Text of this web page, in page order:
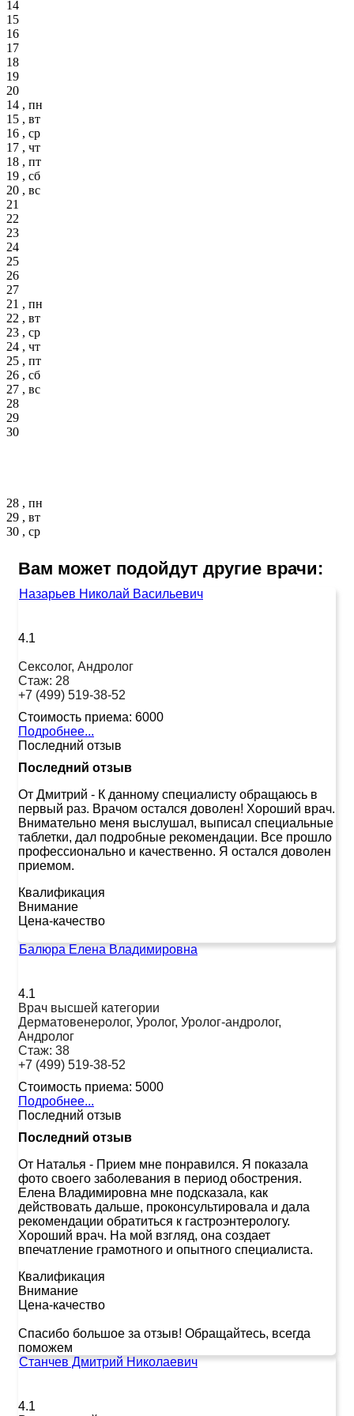
14
15
16
17
18
19
20
14 , пн
15 , вт
16 , ср
17 , чт
18 , пт
19 , сб
20 , вс
21
22
23
24
25
26
27
21 , пн
22 , вт
23 , ср
24 , чт
25 , пт
26 , сб
27 , вс
28
29
30
28 , пн
29 , вт
30 , ср
Вам может подойдут другие врачи:
Назарьев Николай Васильевич
4.1
Сексолог, Андролог
Стаж: 28
+7 (499) 519-38-52
Стоимость приема: 6000
Подробнее...
Последний отзыв
Последний отзыв
От Дмитрий - К данному специалисту обращаюсь в
первый раз. Врачом остался доволен! Хороший врач.
Внимательно меня выслушал, выписал специальные
таблетки, дал подробные рекомендации. Все прошло
профессионально и качественно. Я остался доволен
приемом.
Квалификация
Внимание
Цена-качество
Балюра Елена Владимировна
4.1
Врач высшей категории
Дерматовенеролог, Уролог, Уролог-андролог,
Андролог
Стаж: 38
+7 (499) 519-38-52
Стоимость приема: 5000
Подробнее...
Последний отзыв
Последний отзыв
От Наталья - Прием мне понравился. Я показала
фото своего заболевания в период обострения.
Елена Владимировна мне подсказала, как
действовать дальше, проконсультировала и дала
рекомендации обратиться к гастроэнтерологу.
Хороший врач. На мой взгляд, она создает
впечатление грамотного и опытного специалиста.
Квалификация
Внимание
Цена-качество
Спасибо большое за отзыв! Обращайтесь, всегда
поможем
Станчев Дмитрий Николаевич
4.1